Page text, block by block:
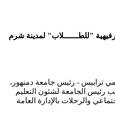
"للطــــــلاب" لمدينة شرم
ترابيس - رئيس جامعة دمنهور،
رئيس الجامعة لشئون التعليم
والرحلات بالإدارة العامة